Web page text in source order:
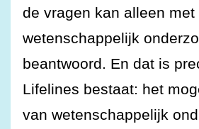
de vragen kan alleen met
wetenschappelijk
beantwoord. En dat is
Lifelines bestaat: het
van wetenschappelijk